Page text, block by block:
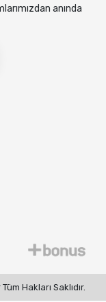
anında
Hakları Saklıdır.